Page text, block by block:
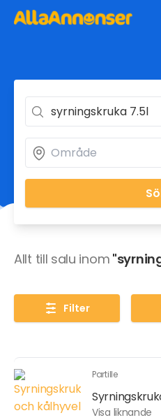
Allt till salu inom
Filter
Partille
Visa liknande